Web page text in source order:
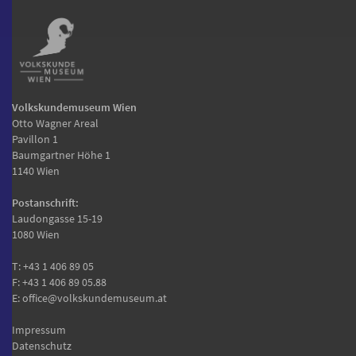
Volkskundemuseum Wien
Otto Wagner Areal
Pavillon 1
Baumgartner Höhe 1
1140 Wien
Postanschrift:
Laudongasse 15-19
1080 Wien
T:+43 1 406 89 05
F: +43 1 406 89 05.88
E:office@volkskundemuseum.at
Impressum
Datenschutz